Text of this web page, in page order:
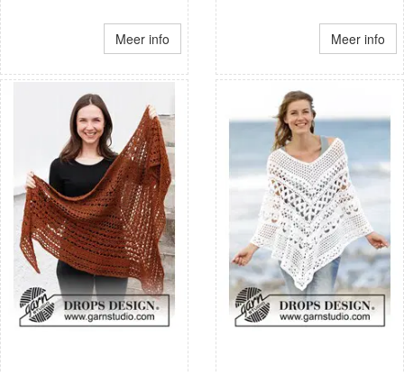
Meer info Meer info